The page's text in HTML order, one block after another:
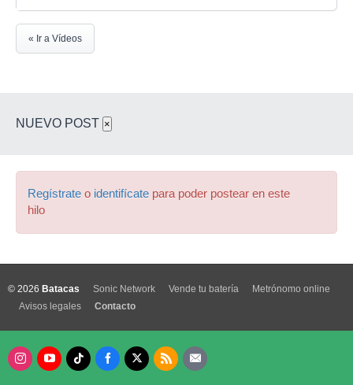
« Ir a Vídeos
NUEVO POST ×
Regístrate o identifícate para poder postear en este
hilo
© 2026 Batacas Sonic Network Vende tu batería
Metrónomo online
Avisos legales
Contacto